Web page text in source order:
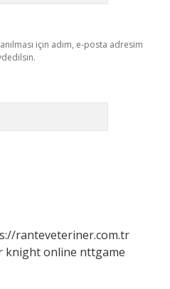
için adım, e-posta adresim
ranteveteriner.com.tr
knight online nttgame